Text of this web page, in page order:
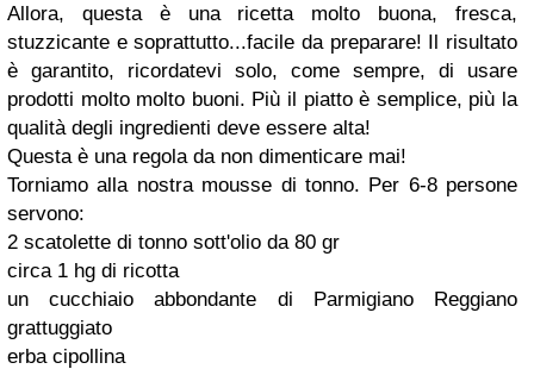
Allora, questa è una ricetta molto buona, fresca,
stuzzicante e soprattutto...facile da preparare! Il risultato
è garantito, ricordatevi solo, come sempre, di usare
prodotti molto molto buoni. Più il piatto è semplice, più la
qualità degli ingredienti deve essere alta!
Questa è una regola da non dimenticare mai!
Torniamo alla nostra mousse di tonno. Per 6-8 persone
servono:
2 scatolette di tonno sott'olio da 80 gr
circa 1 hg di ricotta
un cucchiaio abbondante di Parmigiano Reggiano
grattuggiato
erba cipollina